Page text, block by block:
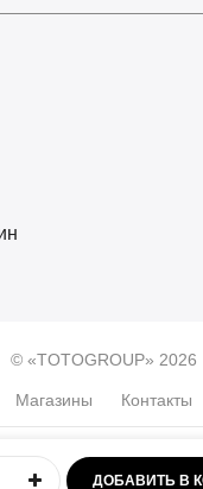
© «TOTOGROUP» 2026
Магазины Контакты
Меню
ДОБАВИТЬ В